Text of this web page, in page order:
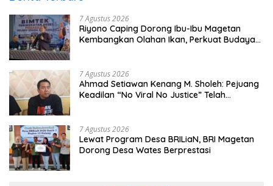
7 Agustus 2026
Riyono Caping Dorong Ibu-Ibu Magetan
Kembangkan Olahan Ikan, Perkuat Budaya
7 Agustus 2026
Ahmad Setiawan Kenang M. Sholeh: Pejuang
Keadilan “No Viral No Justice” Telah
7 Agustus 2026
Lewat Program Desa BRILiaN, BRI Magetan
Dorong Desa Wates Berprestasi